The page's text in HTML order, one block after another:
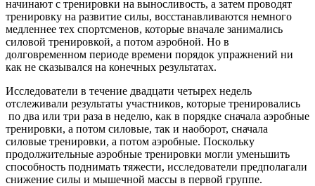
начинают с тренировки на выносливость, а затем проводят
тренировку на развитие силы, восстанавливаются немного
медленнее тех спортсменов, которые вначале занимались
силовой тренировкой, а потом аэробной. Но в
долговременном периоде времени порядок упражнений ни
как не сказывался на конечных результатах.
Исследователи в течение двадцати четырех недель
отслеживали результаты участников, которые тренировались
по два или три раза в неделю, как в порядке сначала аэробные
тренировки, а потом силовые, так и наоборот, сначала
силовые тренировки, а потом аэробные. Поскольку
продолжительные аэробные тренировки могли уменьшить
способность поднимать тяжести, исследователи предполагали
снижение силы и мышечной массы в первой группе.